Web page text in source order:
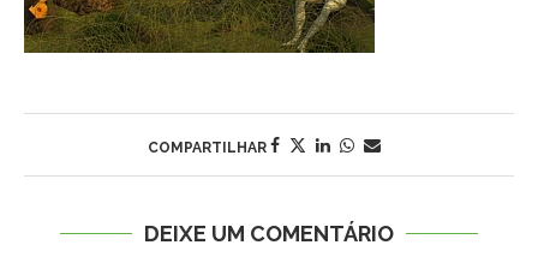
COMPARTILHAR
DEIXE UM COMENTÁRIO